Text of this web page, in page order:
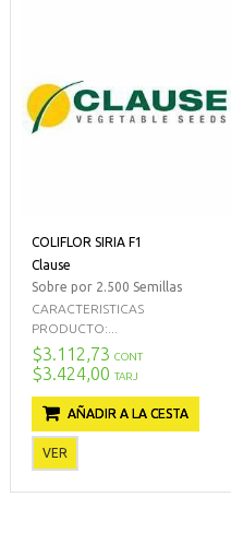
COLIFLOR SIRIA F1
Clause
Sobre por 2.500 Semillas
CARACTERISTICAS
PRODUCTO:...
$3.112,73 CONT
$3.424,00 TARJ
AÑADIR A LA CESTA
VER